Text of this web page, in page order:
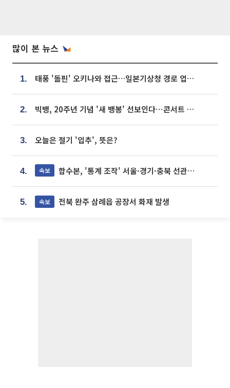
많이 본 뉴스
1. 태풍 '돌핀' 오키나와 접근…일본기상청 경로 업데이트
2. 빅뱅, 20주년 기념 '새 뱅봉' 선보인다⋯콘서트 앞두고 팝업 개최
3. 오늘은 절기 '입추', 뜻은?
4. 속보 합수본, '통계 조작' 서울·경기·충북 선관위 등 추가 압수수색
5. 속보 전북 완주 삼례읍 공장서 화재 발생